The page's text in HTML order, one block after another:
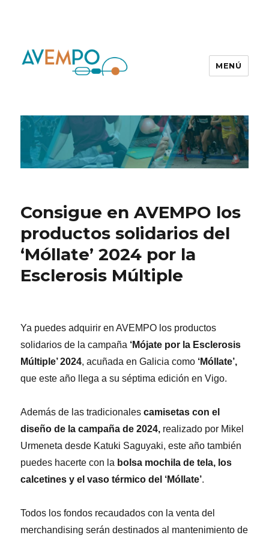
MENÚ
Consigue en AVEMPO los
productos solidarios del
‘Móllate’ 2024 por la
Esclerosis Múltiple
Ya puedes adquirir en AVEMPO los productos
solidarios de la campaña ‘Mójate por la Esclerosis
Múltiple’ 2024, acuñada en Galicia como ‘Móllate’,
que este año llega a su séptima edición en Vigo.
Además de las tradicionalescamisetas con el
diseño de la campaña de 2024, realizado por Mikel
Urmeneta desde Katuki Saguyaki, este año también
puedes hacerte con la bolsa mochila de tela, los
calcetines y el vaso térmico del ‘Móllate’.
Todos los fondos recaudados con la venta del
merchandising serán destinados al mantenimiento de